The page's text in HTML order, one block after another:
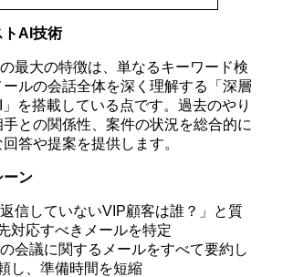
トAI技術
最大の特徴は、単なるキーワード検
ルの会話全体を深く理解する「深層
を搭載している点です。過去のやり
との関係性、案件の状況を総合的に
答や提案を提供します。
ーン
信していないVIP顧客は誰？」と質
対応すべきメールを特定
会議に関するメールをすべて要約し
し、準備時間を短縮